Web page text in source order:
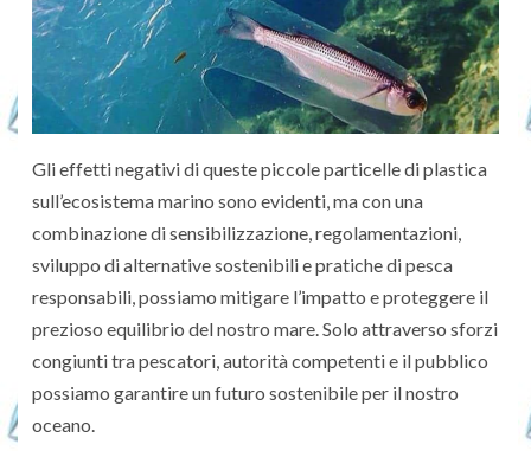
Gli effetti negativi di queste piccole particelle di plastica
sull’ecosistema marino sono evidenti, ma con una
combinazione di sensibilizzazione, regolamentazioni,
sviluppo di alternative sostenibili e pratiche di pesca
responsabili, possiamo mitigare l’impatto e proteggere il
prezioso equilibrio del nostro mare. Solo attraverso sforzi
congiunti tra pescatori, autorità competenti e il pubblico
possiamo garantire un futuro sostenibile per il nostro
oceano.